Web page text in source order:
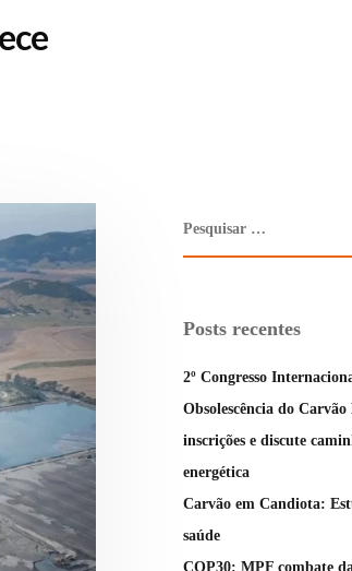
Posts recentes
2º Congresso
Obsolescência do
inscrições e discute
energética
Carvão em Candiota:
saúde
COP30: MPF combate